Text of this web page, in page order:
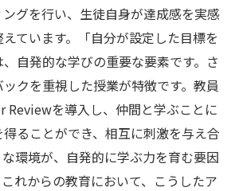
グを行い、生徒自身が達成感を実感
ています。「自分が設定した目標を
自発的な学びの重要な要素です。さ
クを重視した授業が特徴です。教員
Reviewを導入し、仲間と学ぶことに
ることができ、相互に刺激を与え合
環境が、自発的に学ぶ力を育む要因
れからの教育において、こうしたア